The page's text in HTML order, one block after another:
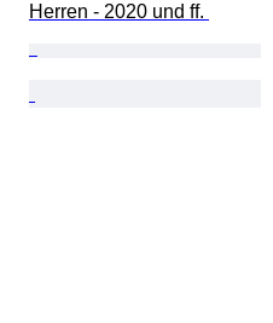
Herren - 2020 und ff.